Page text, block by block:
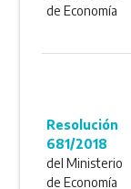
de Economía
Resolución
681/2018
del Ministerio
de Economía